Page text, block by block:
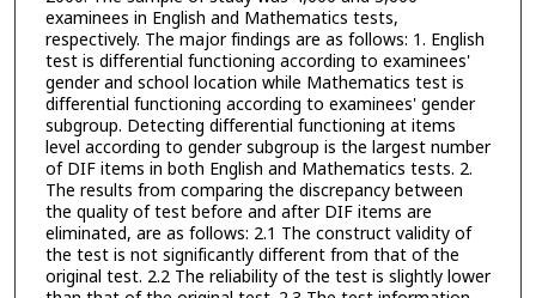
examinees in English and Mathematics tests,
respectively. The major findings are as follows: 1. English
test is differential functioning according to examinees'
gender and school location while Mathematics test is
differential functioning according to examinees' gender
subgroup. Detecting differential functioning at items
level according to gender subgroup is the largest number
of DIF items in both English and Mathematics tests. 2.
The results from comparing the discrepancy between
the quality of test before and after DIF items are
eliminated, are as follows: 2.1 The construct validity of
the test is not significantly different from that of the
original test. 2.2 The reliability of the test is slightly lower